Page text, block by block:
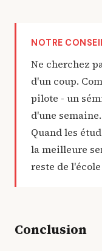
NOTRE
Ne cherchez
d'un coup.
pilote - un
d'une
Quand les
la meilleure
reste de
Conclusion